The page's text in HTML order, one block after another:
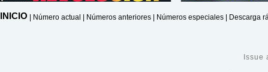
INICIO Número actual Números anteriores Números especiales Descarga
Issue